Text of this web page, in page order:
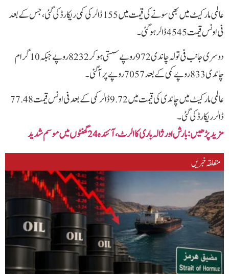
عالمی مارکیٹ میں بھی سونے کی قیمت میں 155 ڈالر کی کمی ریکارڈ کی گئی، جس کے بعد
فی اونس قیمت 4545 ڈالر ہو گئی۔
دوسری جانب فی تولہ چاندی 972 روپے سستی ہو کر 8232 روپے جبکہ 10 گرام
چاندی 833 روپے کمی کے بعد 7057 روپے پر آگئی۔
عالمی مارکیٹ میں چاندی کی قیمت میں 9.72 ڈالر کمی کے بعد فی اونس قیمت 77.48
ڈالر ریکارڈ کی گئی۔
مزید پڑھیں‌:بارش اور ژالہ باری کا الرٹ، آئندہ 24 گھنٹوں میں موسم شدید
متعلقہ خبریں